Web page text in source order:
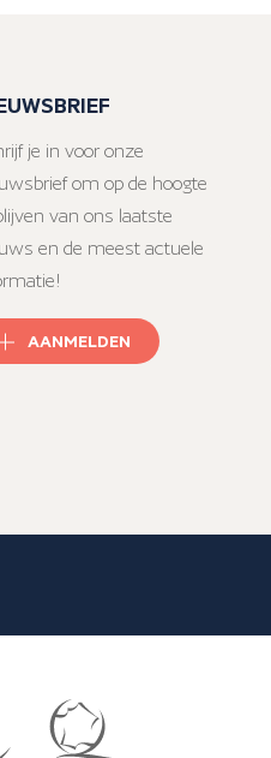
je in voor onze
om op de hoogte
van ons laatste
en de meest actuele
AANMELDEN